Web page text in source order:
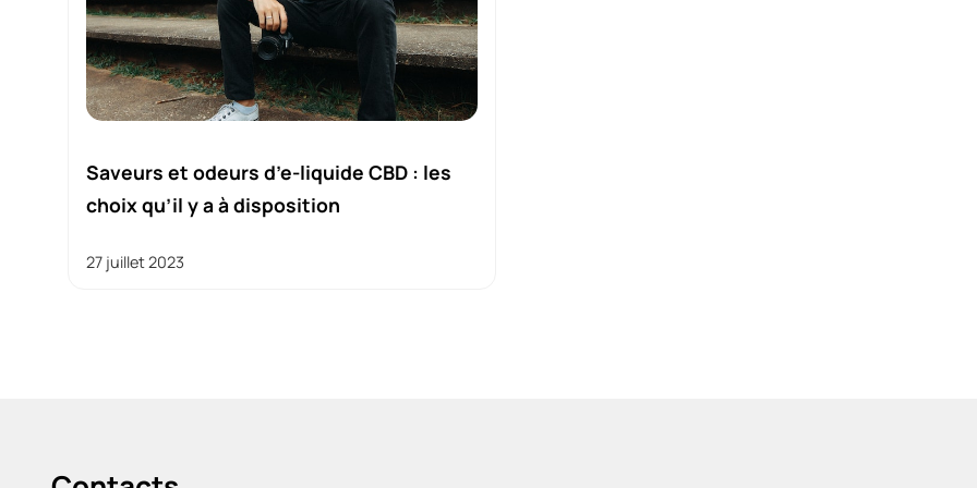
Saveurs et odeurs d’e-liquide CBD : les
choix qu’il y a à disposition
27 juillet 2023